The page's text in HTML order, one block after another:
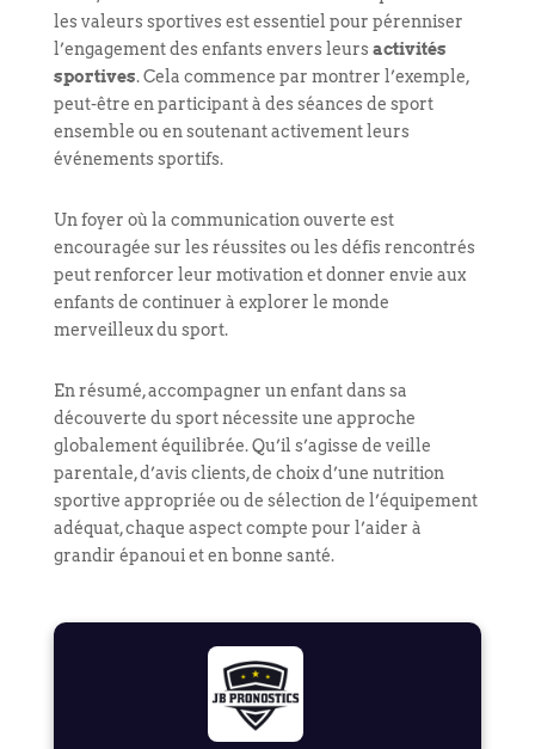
les valeurs sportives est essentiel pour pérenniser
l’engagement des enfants envers leursactivités
sportives. Cela commence par montrer l’exemple,
peut-être en participant à des séances de sport
ensemble ou en soutenant activement leurs
événements sportifs.
Un foyer où la communication ouverte est
encouragée sur les réussites ou les défis rencontrés
peut renforcer leur motivation et donner envie aux
enfants de continuer à explorer le monde
merveilleux du sport.
En résumé, accompagner un enfant dans sa
découverte du sport nécessite une approche
globalement équilibrée. Qu’il s’agisse de veille
parentale, d’avis clients, de choix d’une nutrition
sportive appropriée ou de sélection de l’équipement
adéquat, chaque aspect compte pour l’aider à
grandir épanoui et en bonne santé.